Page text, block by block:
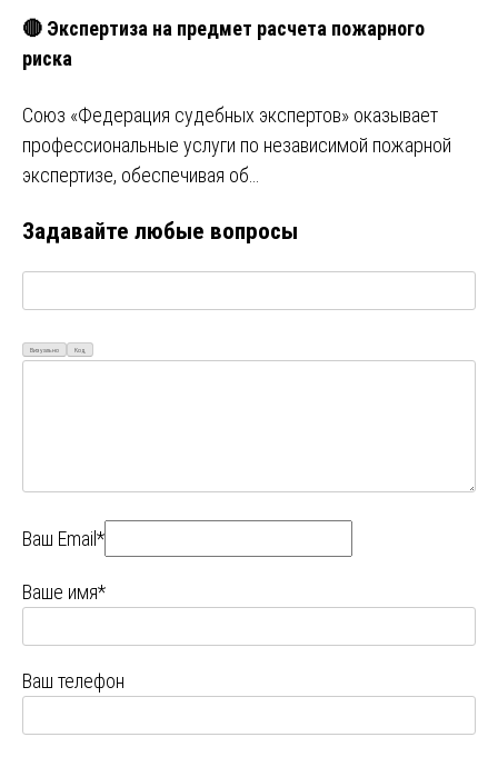
🔴 Экспертиза на предмет расчета пожарного
риска
Союз «Федерация судебных экспертов» оказывает
профессиональные услуги по независимой пожарной
экспертизе, обеспечивая об…
Задавайте любые вопросы
Визуально Код
Ваш Email*
Ваше имя*
Ваш телефон